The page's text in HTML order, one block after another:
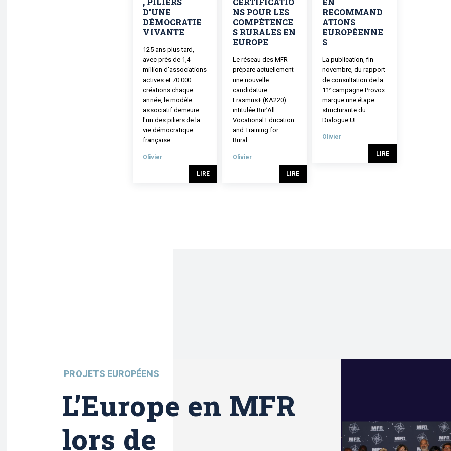
D’UNE
DÉMOCRATIE
VIVANTE
125 ans plus tard,
avec près de 1,4
million d'associations
actives et 70 000
créations chaque
année, le modèle
associatif demeure
l'un des piliers de la
vie démocratique
française.
Olivier
LIRE
NS POUR LES
COMPÉTENCE
S RURALES EN
EUROPE
Le réseau des MFR
prépare actuellement
une nouvelle
candidature
Erasmus+ (KA220)
intitulée Rur’All –
Vocational Education
and Training for
Rural...
Olivier
LIRE
RECOMMAND
ATIONS
EUROPÉENNE
S
La publication, fin
novembre, du rapport
de consultation de la
11ᵉ campagne Provox
marque une étape
structurante du
Dialogue UE...
Olivier
LIRE